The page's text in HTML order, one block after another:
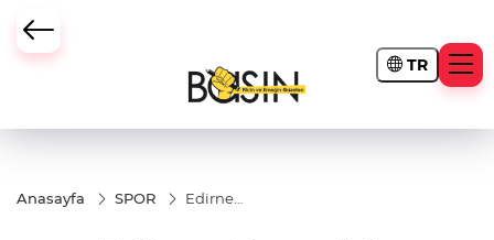
TR
Anasayfa SPOR
Edirne